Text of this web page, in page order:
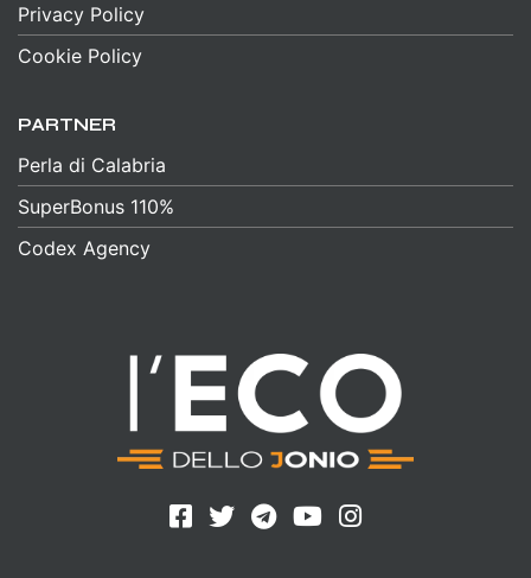
Privacy Policy
Cookie Policy
PARTNER
Perla di Calabria
SuperBonus 110%
Codex Agency